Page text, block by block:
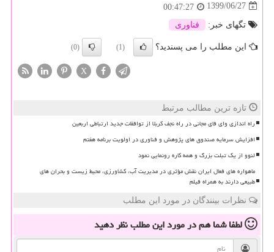
1399/06/27
00:47:27
تگهای خبر:
فناوری
این مطلب را می پسندید؟ (1)
(0)
X
تازه ترین مطالب مرتبط
راه اندازی وای فای مجانی در راه نجف کربلا از توافقات جدید ارتباطی اربعین
افزایش سرمایه صندوق های پژوهش و فناوری در اولویت برنامه هفتم
لنوو از یک تبلت بزرگ و همه کاره رونمایی نمود
ماهواره های فعال ایران نقش مؤثری در مدیریت آب، کشاورزی، محیط زیست و بحران های
طبیعی دارند به همراه فیلم
نظرات بینندگان در مورد این مطلب
لطفا شما همدر مورد این مطلبنظر دهید